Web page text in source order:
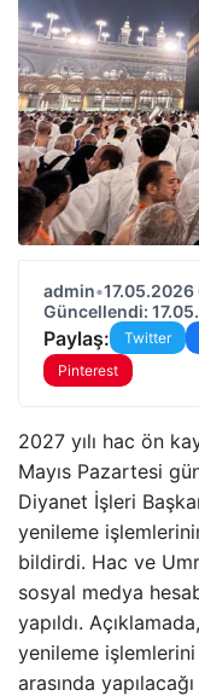
admin•17.05.2026
Güncellendi:
Paylaş: Twitter
Pinterest
2027 yılı hac ön
Mayıs Pazartesi
Diyanet İşleri
yenileme
bildirdi. Hac ve
sosyal medya
yapıldı.
yenileme
arasında